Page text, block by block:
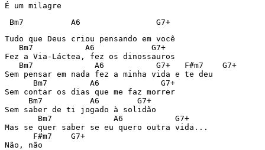
É um milagre
Bm7          A6                G7+
Tudo que Deus criou pensando em você
   Bm7           A6            G7+
Fez a Via-Láctea, fez os dinossauros
   Bm7             A6           G7+   F#m7    G7+
Sem pensar em nada fez a minha vida e te deu
      Bm7         A6             G7+
Sem contar os dias que me faz morrer
     Bm7          A6        G7+
Sem saber de ti jogado à solidão
       Bm7             A6           G7+
Mas se quer saber se eu quero outra vida...
      F#m7    G7+
Não, não